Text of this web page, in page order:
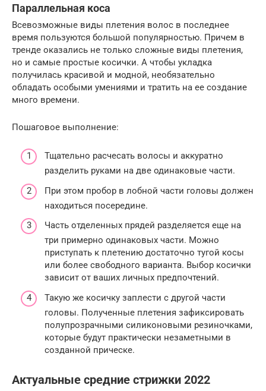
Параллельная коса
Всевозможные виды плетения волос в последнее
время пользуются большой популярностью. Причем в
тренде оказались не только сложные виды плетения,
но и самые простые косички. А чтобы укладка
получилась красивой и модной, необязательно
обладать особыми умениями и тратить на ее создание
много времени.
Пошаговое выполнение:
Тщательно расчесать волосы и аккуратно
разделить руками на две одинаковые части.
При этом пробор в лобной части головы должен
находиться посередине.
Часть отделенных прядей разделяется еще на
три примерно одинаковых части. Можно
приступать к плетению достаточно тугой косы
или более свободного варианта. Выбор косички
зависит от ваших личных предпочтений.
Такую же косичку заплести с другой части
головы. Полученные плетения зафиксировать
полупрозрачными силиконовыми резиночками,
которые будут практически незаметными в
созданной прическе.
Актуальные средние стрижки 2022